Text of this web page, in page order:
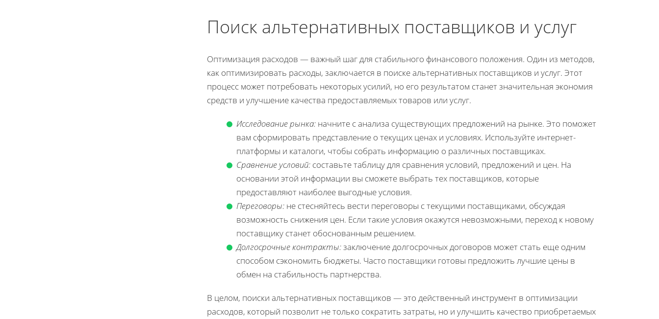
Поиск альтернативных поставщиков и услуг
Оптимизация расходов — важный шаг для стабильного финансового положения. Один из методов,
как оптимизировать расходы, заключается в поиске альтернативных поставщиков и услуг. Этот
процесс может потребовать некоторых усилий, но его результатом станет значительная экономия
средств и улучшение качества предоставляемых товаров или услуг.
Исследование рынка: начните с анализа существующих предложений на рынке. Это поможет
вам сформировать представление о текущих ценах и условиях. Используйте интернет-
платформы и каталоги, чтобы собрать информацию о различных поставщиках.
Сравнение условий: составьте таблицу для сравнения условий, предложений и цен. На
основании этой информации вы сможете выбрать тех поставщиков, которые
предоставляют наиболее выгодные условия.
Переговоры: не стесняйтесь вести переговоры с текущими поставщиками, обсуждая
возможность снижения цен. Если такие условия окажутся невозможными, переход к новому
поставщику станет обоснованным решением.
Долгосрочные контракты:заключение долгосрочных договоров может стать еще одним
способом сэкономить бюджеты. Часто поставщики готовы предложить лучшие цены в
обмен на стабильность партнерства.
В целом, поиски альтернативных поставщиков — это действенный инструмент в оптимизации
расходов, который позволит не только сократить затраты, но и улучшить качество приобретаемых